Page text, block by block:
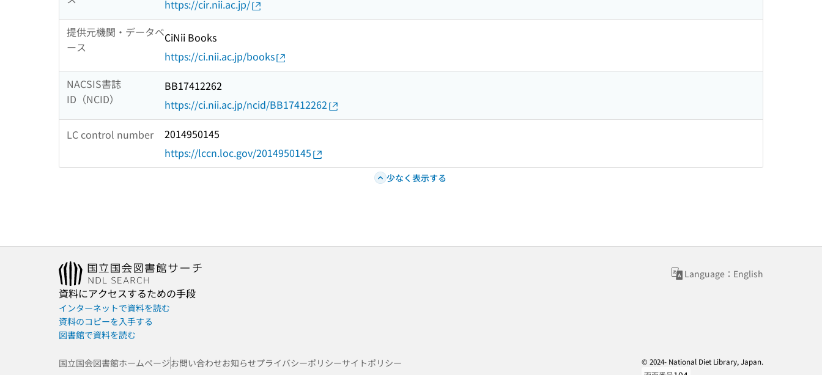
https://cir.nii.ac.jp/
提供元機関・データベ
ース
CiNii Books
https://ci.nii.ac.jp/books
NACSIS書誌
ID（NCID）
BB17412262
https://ci.nii.ac.jp/ncid/BB17412262
LC control number
2014950145
https://lccn.loc.gov/2014950145
少なく表示する
Language：English
資料にアクセスするための手段
インターネットで資料を読む
資料のコピーを入手する
図書館で資料を読む
国立国会図書館ホームページお問い合わせお知らせプライバシーポリシーサイトポリシー
© 2024- National Diet Library, Japan.